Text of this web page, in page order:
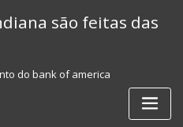
são feitas das
do bank of america